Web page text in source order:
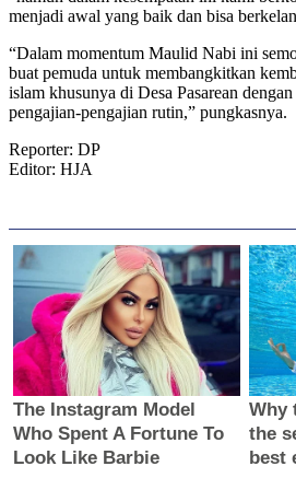
menjadi awal yang baik dan bisa
“Dalam momentum Maulid Nabi ini
buat pemuda untuk membangkitkan
islam khusunya di Desa Pasarean
pengajian-pengajian rutin,” pungkasnya.
Reporter: DP
Editor: HJA